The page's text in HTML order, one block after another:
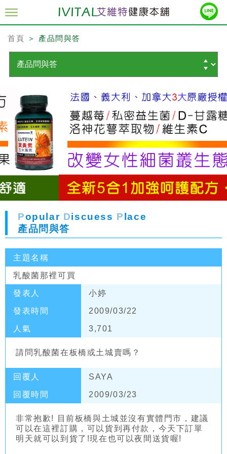
首頁 ＞ 產品問與答
Popular Discuess P lace
產品問與答
主題名稱
乳酸菌那裡可買
發表人 小婷
發表時間 2009/03/22
人氣 3,701
請問乳酸菌在板橋或土城賣嗎？
回覆人 SAYA
回覆時間 2009/03/23
非常抱歉! 目前板橋與土城並沒有實體門市，建議
可以在這裡訂購，可以貨到再付款，今天下訂單
明天就可以到貨了!現在也可以夜間送貨喔!